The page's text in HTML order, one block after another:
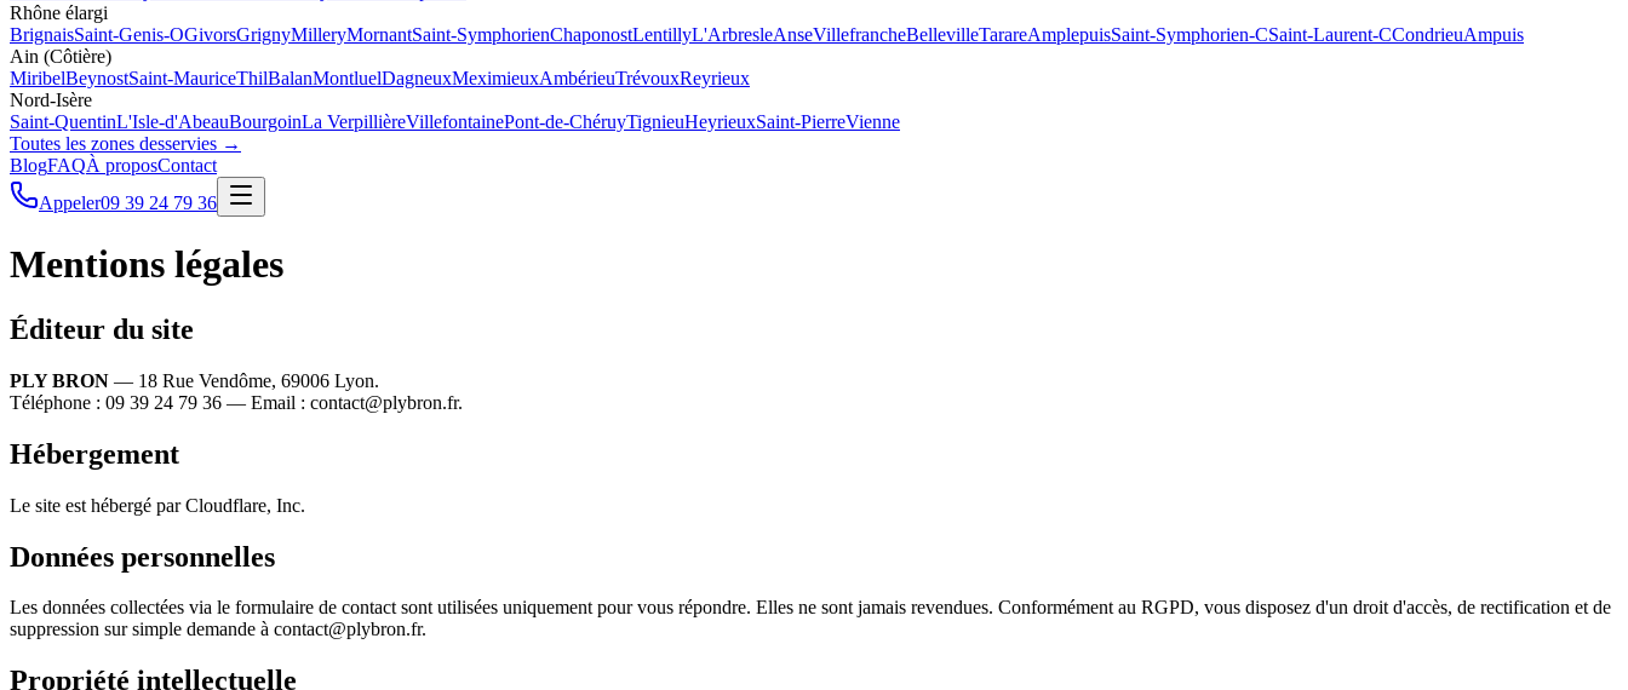
Rhône élargi
BrignaisSaint-Genis-OGivorsGrignyMilleryMornantSaint-SymphorienChaponostLentillyL'ArbresleAnseVillefrancheBellevilleTarareAmplepuisSaint-Symphorien-CSaint-Laurent-CCondrieuAmpuis
Ain (Côtière)
MiribelBeynostSaint-MauriceThilBalanMontluelDagneuxMeximieuxAmbérieuTrévouxReyrieux
Nord-Isère
Saint-QuentinL'Isle-d'AbeauBourgoinLa VerpillièreVillefontainePont-de-ChéruyTignieuHeyrieuxSaint-PierreVienne
Toutes les zones desservies →
BlogFAQÀ proposContact
Appeler09 39 24 79 36
Mentions légales
Éditeur du site
PLY BRON — 18 Rue Vendôme, 69006 Lyon.
Téléphone : 09 39 24 79 36 — Email : contact@plybron.fr.
Hébergement
Le site est hébergé par Cloudflare, Inc.
Données personnelles
Les données collectées via le formulaire de contact sont utilisées uniquement pour vous répondre. Elles ne sont jamais revendues. Conformément au RGPD, vous disposez d'un droit d'accès, de rectification et de
suppression sur simple demande à contact@plybron.fr.
Propriété intellectuelle